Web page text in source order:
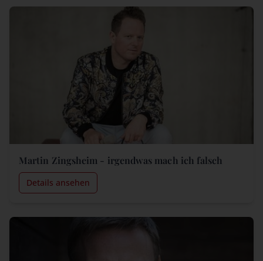
Martin Zingsheim - irgendwas mach ich falsch
Details ansehen